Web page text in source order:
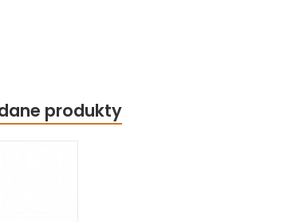
produkty